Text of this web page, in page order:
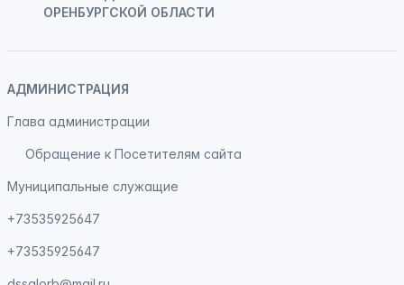
ОРЕНБУРГСКОЙ ОБЛАСТИ
АДМИНИСТРАЦИЯ
Глава администрации
Обращение к Посетителям сайта
Муниципальные служащие
+73535925647
+73535925647